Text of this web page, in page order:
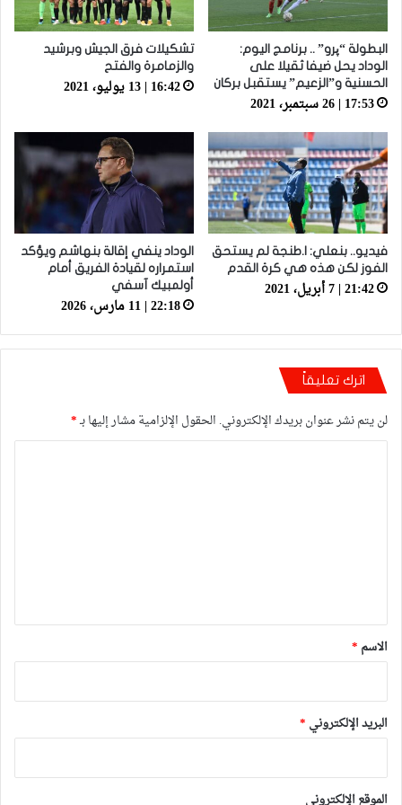
البطولة “پرو” .. برنامج اليوم:
الوداد يحل ضيفا ثقيلا على
الحسنية و”الزعيم” يستقبل بركان
17:53 | 26 سبتمبر، 2021
تشكيلات فرق الجيش وبرشيد
والزمامرة والفتح
16:42 | 13 يوليو، 2021
فيديو.. بنعلي: ا.طنجة لم يستحق
الفوز لكن هذه هي كرة القدم
21:42 | 7 أبريل، 2021
الوداد ينفي إقالة بنهاشم ويؤكد
استمراره لقيادة الفريق أمام
أولمبيك آسفي
22:18 | 11 مارس، 2026
اترك تعليقاً
لن يتم نشر عنوان بريدك الإلكتروني. الحقول الإلزامية مشار إليها بـ*
*
الاسم *
البريد الإلكتروني *
الموقع الإلكتروني